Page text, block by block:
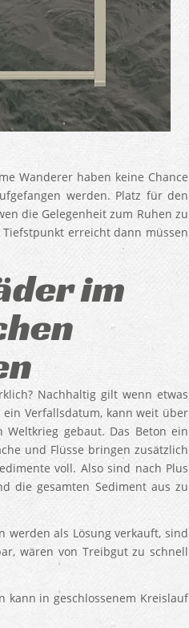
Wanderer haben keine Chance
werden. Platz für den
die Gelegenheit zum Ruhen zu
erreicht dann müssen
im
Nachhaltig gilt wenn etwas
Verfallsdatum, kann weit über
gebaut. Das Beton ein
und Flüsse bringen zusätzlich
voll. Also sind nach Plus
die gesamten Sediment aus zu
werden als Lösung verkauft, sind
wären von Treibgut zu schnell
kann in geschlossenem Kreislauf